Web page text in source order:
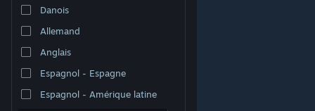
Danois
Allemand
Anglais
Espagnol - Espagne
Espagnol - Amérique latine